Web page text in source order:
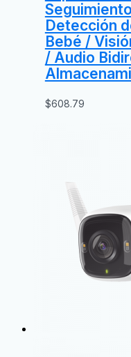
Detección
Bebé /
/ Audio
$608.79